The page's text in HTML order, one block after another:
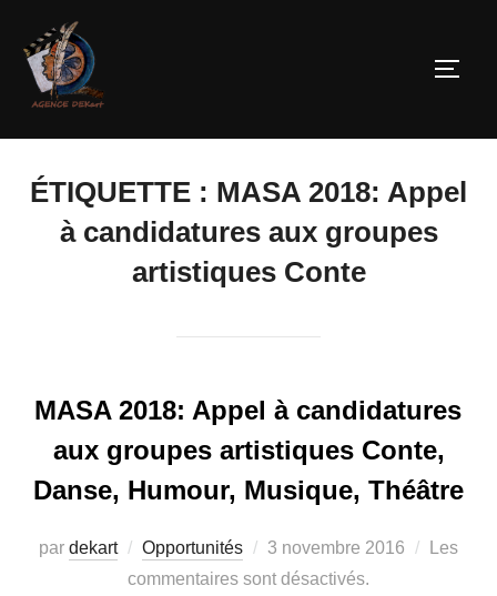
ÉTIQUETTE : MASA 2018: Appel
à candidatures aux groupes
artistiques Conte
MASA 2018: Appel à candidatures
aux groupes artistiques Conte,
Danse, Humour, Musique, Théâtre
par dekart Opportunités 3 novembre 2016
Les
commentaires sont désactivés.